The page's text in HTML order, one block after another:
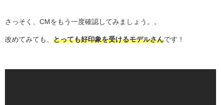
さっそく、CMをもう一度確認してみましょう。。
改めてみても、 とっても好印象を受けるモデルさんです！